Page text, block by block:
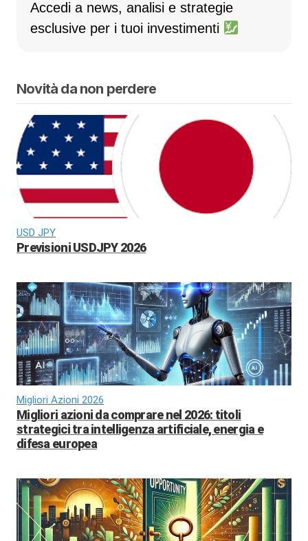
Accedi a news, analisi e strategie
esclusive per i tuoi investimenti
Novità da non perdere
USD JPY
Previsioni USDJPY 2026
Migliori Azioni 2026
Migliori azioni da comprare nel 2026: titoli
strategici tra intelligenza artificiale, energia e
difesa europea